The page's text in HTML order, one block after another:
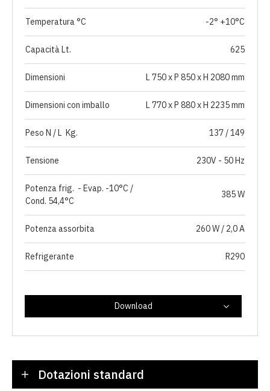
Temperatura °C -2° +10°C
Capacità Lt. 625
Dimensioni L 750 x P 850 x H 2080 mm
Dimensioni con imballo L 770 x P 880 x H 2235 mm
Peso N / L Kg. 137 / 149
Tensione 230V - 50 Hz
Potenza frig. - Evap. -10°C /
Cond. 54,4°C
385 W
Potenza assorbita 260 W / 2,0 A
Refrigerante R290
Download
Dotazioni standard